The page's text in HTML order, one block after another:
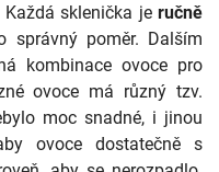
sklenička je ručně
správný poměr. Dalším
kombinace ovoce pro
ovoce má různý tzv.
moc snadné, i jinou
ovoce dostatečně s